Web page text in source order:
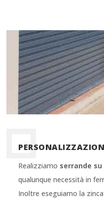
Realizziamo serrande
qualunque necessità in
Inoltre eseguiamo la